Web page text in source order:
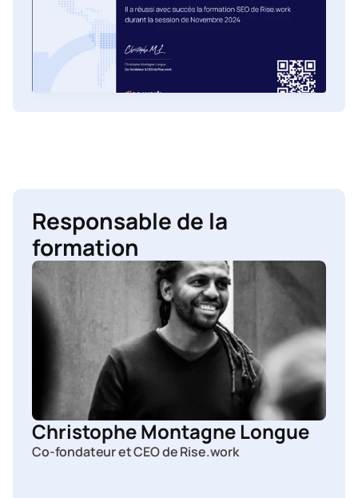
Responsable de la
formation
Christophe Montagne Longue
Co-fondateur et CEO de Rise.work